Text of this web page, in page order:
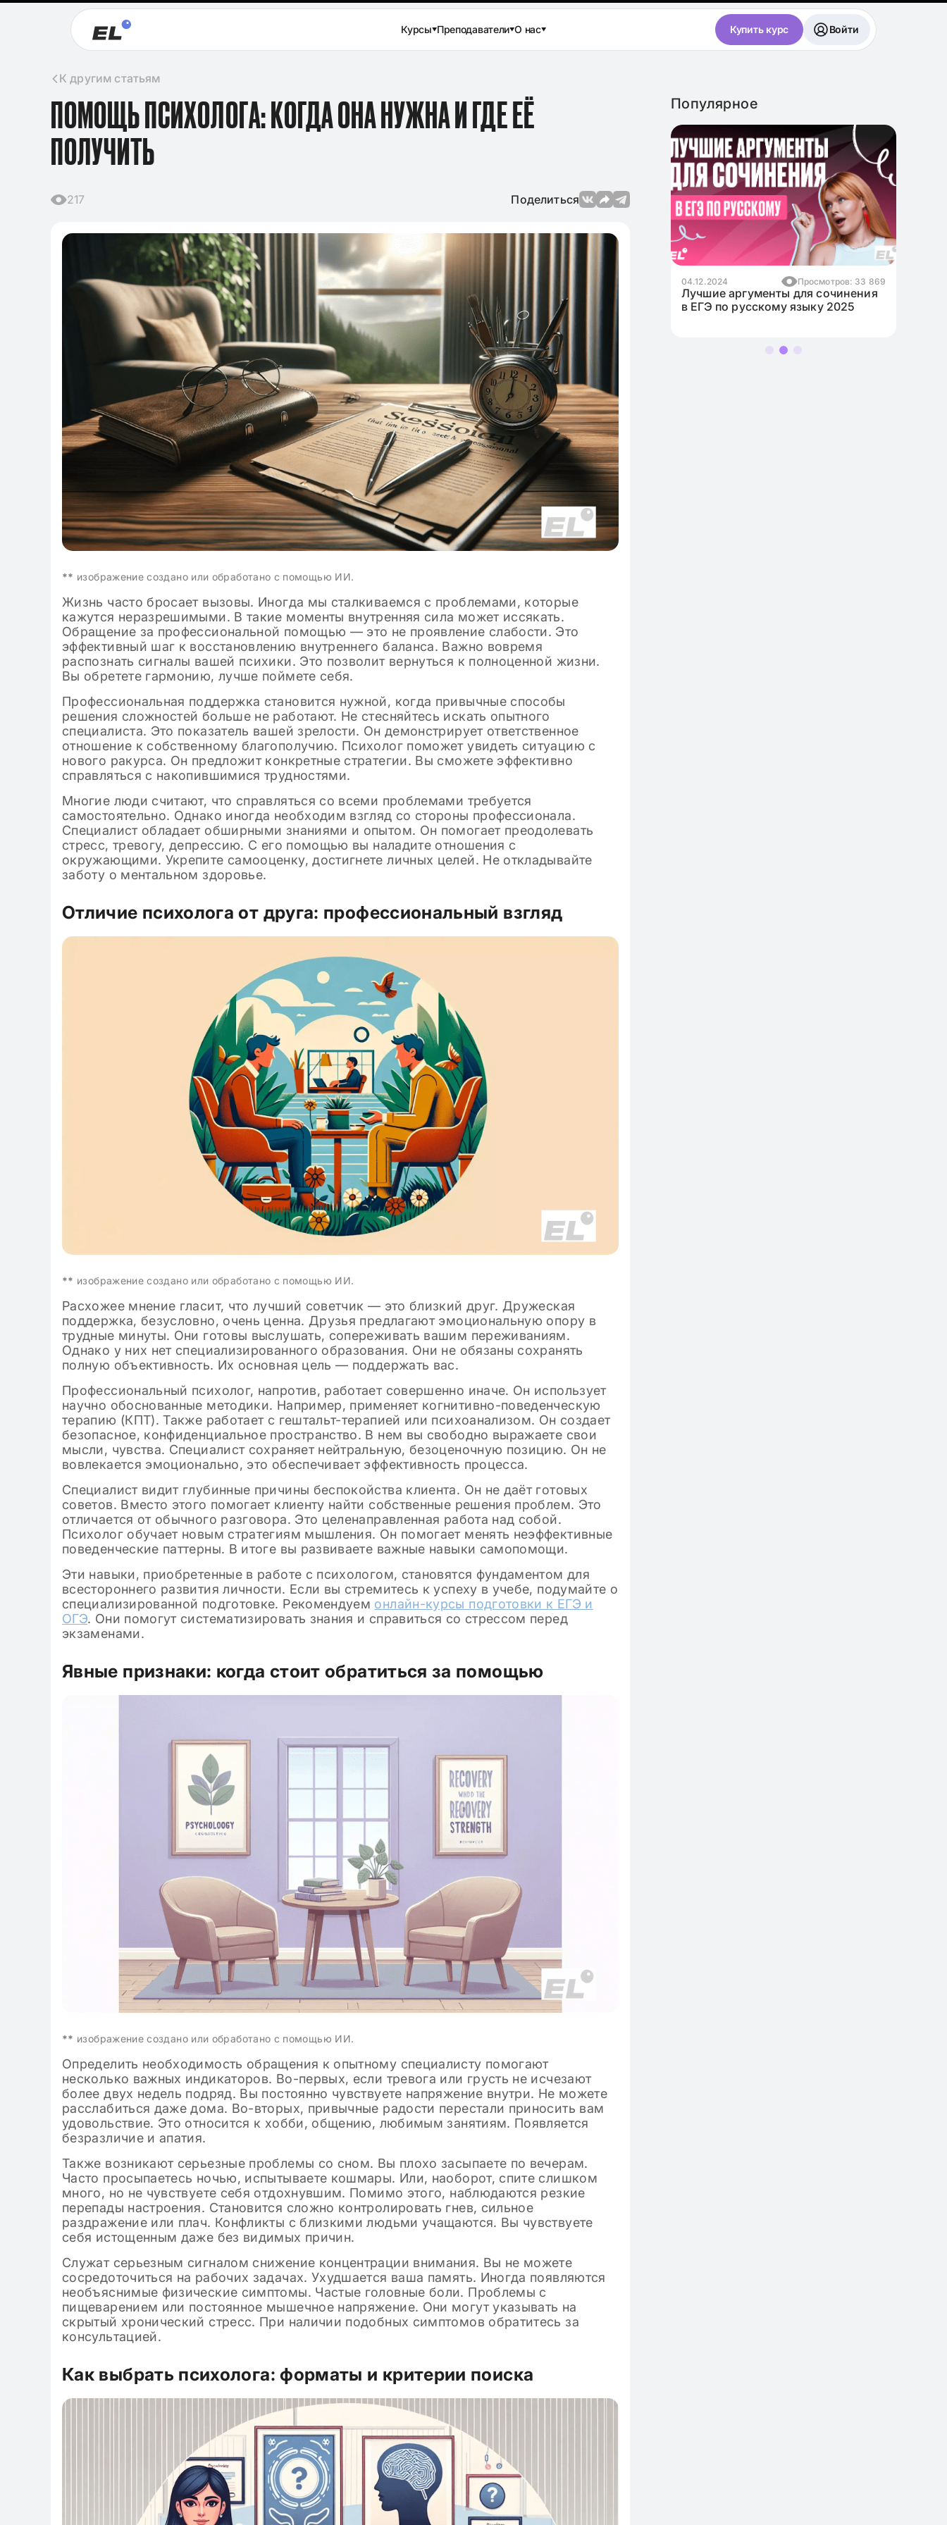
Курсы Преподаватели О нас Купить курс Войти
К другим статьям
ПОМОЩЬ ПСИХОЛОГА: КОГДА ОНА НУЖНА И ГДЕ ЕЁ
ПОЛУЧИТЬ
217 Поделиться
** изображение создано или обработано с помощью ИИ.
Жизнь часто бросает вызовы. Иногда мы сталкиваемся с проблемами, которые
кажутся неразрешимыми. В такие моменты внутренняя сила может иссякать.
Обращение за профессиональной помощью — это не проявление слабости. Это
эффективный шаг к восстановлению внутреннего баланса. Важно вовремя
распознать сигналы вашей психики. Это позволит вернуться к полноценной жизни.
Вы обретете гармонию, лучше поймете себя.
Профессиональная поддержка становится нужной, когда привычные способы
решения сложностей больше не работают. Не стесняйтесь искать опытного
специалиста. Это показатель вашей зрелости. Он демонстрирует ответственное
отношение к собственному благополучию. Психолог поможет увидеть ситуацию с
нового ракурса. Он предложит конкретные стратегии. Вы сможете эффективно
справляться с накопившимися трудностями.
Многие люди считают, что справляться со всеми проблемами требуется
самостоятельно. Однако иногда необходим взгляд со стороны профессионала.
Специалист обладает обширными знаниями и опытом. Он помогает преодолевать
стресс, тревогу, депрессию. С его помощью вы наладите отношения с
окружающими. Укрепите самооценку, достигнете личных целей. Не откладывайте
заботу о ментальном здоровье.
Отличие психолога от друга: профессиональный взгляд
** изображение создано или обработано с помощью ИИ.
Расхожее мнение гласит, что лучший советчик — это близкий друг. Дружеская
поддержка, безусловно, очень ценна. Друзья предлагают эмоциональную опору в
трудные минуты. Они готовы выслушать, сопереживать вашим переживаниям.
Однако у них нет специализированного образования. Они не обязаны сохранять
полную объективность. Их основная цель — поддержать вас.
Профессиональный психолог, напротив, работает совершенно иначе. Он использует
научно обоснованные методики. Например, применяет когнитивно-поведенческую
терапию (КПТ). Также работает с гештальт-терапией или психоанализом. Он создает
безопасное, конфиденциальное пространство. В нем вы свободно выражаете свои
мысли, чувства. Специалист сохраняет нейтральную, безоценочную позицию. Он не
вовлекается эмоционально, это обеспечивает эффективность процесса.
Специалист видит глубинные причины беспокойства клиента. Он не даёт готовых
советов. Вместо этого помогает клиенту найти собственные решения проблем. Это
отличается от обычного разговора. Это целенаправленная работа над собой.
Психолог обучает новым стратегиям мышления. Он помогает менять неэффективные
поведенческие паттерны. В итоге вы развиваете важные навыки самопомощи.
Эти навыки, приобретенные в работе с психологом, становятся фундаментом для
всестороннего развития личности. Если вы стремитесь к успеху в учебе, подумайте о
специализированной подготовке. Рекомендуем онлайн-курсы подготовки к ЕГЭ и
ОГЭ. Они помогут систематизировать знания и справиться со стрессом перед
экзаменами.
Явные признаки: когда стоит обратиться за помощью
** изображение создано или обработано с помощью ИИ.
Определить необходимость обращения к опытному специалисту помогают
несколько важных индикаторов. Во-первых, если тревога или грусть не исчезают
более двух недель подряд. Вы постоянно чувствуете напряжение внутри. Не можете
расслабиться даже дома. Во-вторых, привычные радости перестали приносить вам
удовольствие. Это относится к хобби, общению, любимым занятиям. Появляется
безразличие и апатия.
Также возникают серьезные проблемы со сном. Вы плохо засыпаете по вечерам.
Часто просыпаетесь ночью, испытываете кошмары. Или, наоборот, спите слишком
много, но не чувствуете себя отдохнувшим. Помимо этого, наблюдаются резкие
перепады настроения. Становится сложно контролировать гнев, сильное
раздражение или плач. Конфликты с близкими людьми учащаются. Вы чувствуете
себя истощенным даже без видимых причин.
Служат серьезным сигналом снижение концентрации внимания. Вы не можете
сосредоточиться на рабочих задачах. Ухудшается ваша память. Иногда появляются
необъяснимые физические симптомы. Частые головные боли. Проблемы с
пищеварением или постоянное мышечное напряжение. Они могут указывать на
скрытый хронический стресс. При наличии подобных симптомов обратитесь за
консультацией.
Как выбрать психолога: форматы и критерии поиска
Популярное
09.11.2024 Просмотров: 144 950
Клише для итогового сочинения
2024-2025 по литературе в 11
классе: готовые шаблоны
Просмотров: 33 869
Лучшие аргументы для сочинения
в ЕГЭ по русскому языку 2025
17.11.2024 Просмотров: 10 990
Как написать эссе для ЕГЭ по
английскому языку на максимум?